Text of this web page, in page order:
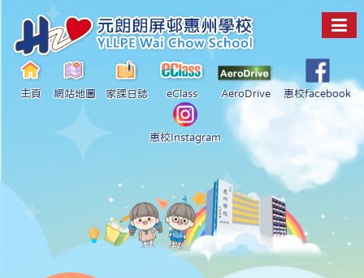
主頁 網站地圖 家課日誌 eClass AeroDrive 惠校facebook
惠校Instagram